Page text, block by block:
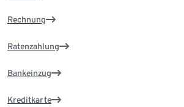
Rechnung
Ratenzahlung
Bankeinzug
Kreditkarte